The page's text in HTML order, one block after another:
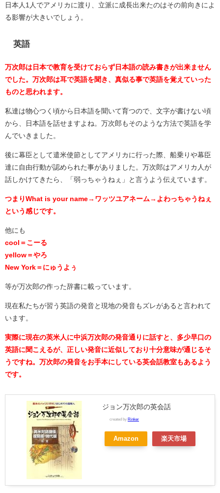
日本人1人でアメリカに渡り、立派に成長出来たのはその前向きによ
る影響が大きいでしょう。
英語
万次郎は日本で教育を受けておらず日本語の読み書きが出来ません
でした。万次郎は耳で英語を聞き、真似る事で英語を覚えていった
ものと思われます。
私達は物心つく頃から日本語を聞いて育つので、文字が書けない頃
から、日本語を話せますよね。万次郎もそのような方法で英語を学
んでいきました。
後に幕臣として遣米使節としてアメリカに行った際、船乗りや幕臣
達に自由行動が認められた事がありました。万次郎はアメリカ人が
話しかけてきたら、「弱っちゃうねぇ」と言うよう伝えています。
つまりWhat is your name→ワッツユアネーム→よわっちゃうねぇ
という感じです。
他にも
cool＝こーる
yellow＝やろ
New York＝にゅうよぅ
等が万次郎の作った辞書に載っています。
現在私たちが習う英語の発音と現地の発音もズレがあると言われて
います。
実際に現在の英米人に中浜万次郎の発音通りに話すと、多少早口の
英語に聞こえるが、正しい発音に近似しており十分意味が通じるそ
うですね。万次郎の発音をお手本にしている英会話教室もあるよう
です。
ジョン万次郎の英会話
created by Rinker
Amazon 楽天市場